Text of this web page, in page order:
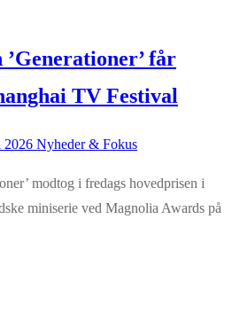
får
TV Festival
2026 Nyheder & Fokus
modtog i fredags hovedprisen i
miniserie ved Magnolia Awards på